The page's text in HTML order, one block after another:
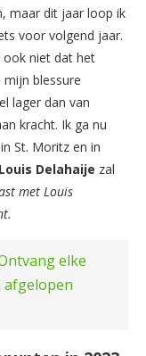
maar dit jaar loop ik
voor volgend jaar.
ook niet dat het
blessure
lager dan van
kracht. Ik ga nu
St. Moritz en in
Louis Delahaije zal
met Louis
elke
afgelopen